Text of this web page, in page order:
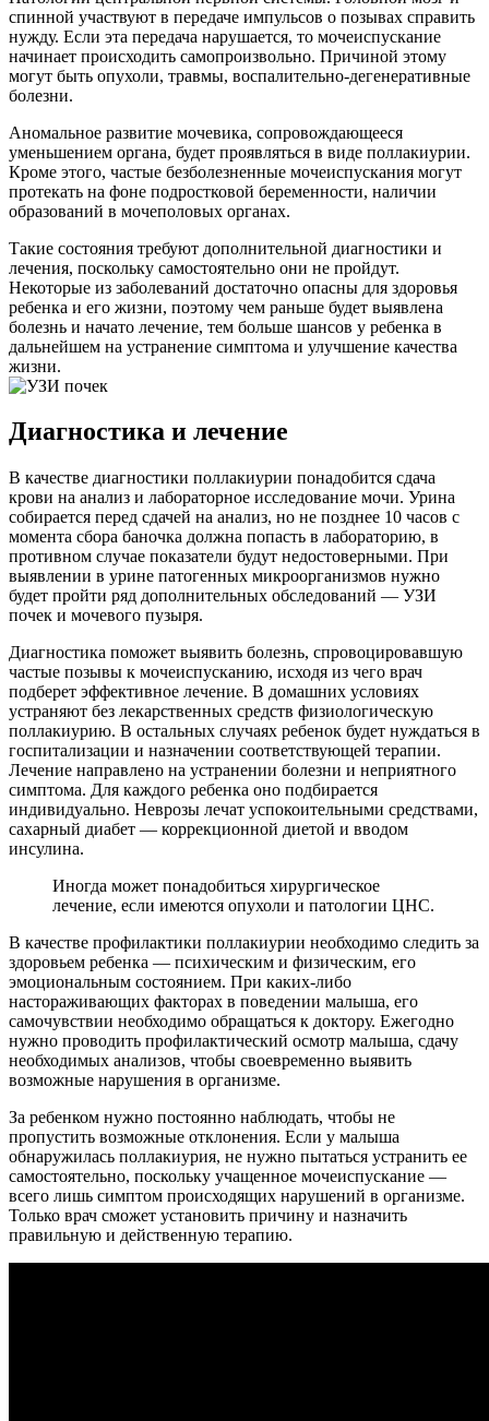
спинной участвуют в передаче импульсов о позывах справить
нужду. Если эта передача нарушается, то мочеиспускание
начинает происходить самопроизвольно. Причиной этому
могут быть опухоли, травмы, воспалительно-дегенеративные
болезни.
Аномальное развитие мочевика, сопровождающееся
уменьшением органа, будет проявляться в виде поллакиурии.
Кроме этого, частые безболезненные мочеиспускания могут
протекать на фоне подростковой беременности, наличии
образований в мочеполовых органах.
Такие состояния требуют дополнительной диагностики и
лечения, поскольку самостоятельно они не пройдут.
Некоторые из заболеваний достаточно опасны для здоровья
ребенка и его жизни, поэтому чем раньше будет выявлена
болезнь и начато лечение, тем больше шансов у ребенка в
дальнейшем на устранение симптома и улучшение качества
жизни.
Диагностика и лечение
В качестве диагностики поллакиурии понадобится сдача
крови на анализ и лабораторное исследование мочи. Урина
собирается перед сдачей на анализ, но не позднее 10 часов с
момента сбора баночка должна попасть в лабораторию, в
противном случае показатели будут недостоверными. При
выявлении в урине патогенных микроорганизмов нужно
будет пройти ряд дополнительных обследований — УЗИ
почек и мочевого пузыря.
Диагностика поможет выявить болезнь, спровоцировавшую
частые позывы к мочеиспусканию, исходя из чего врач
подберет эффективное лечение. В домашних условиях
устраняют без лекарственных средств физиологическую
поллакиурию. В остальных случаях ребенок будет нуждаться в
госпитализации и назначении соответствующей терапии.
Лечение направлено на устранении болезни и неприятного
симптома. Для каждого ребенка оно подбирается
индивидуально. Неврозы лечат успокоительными средствами,
сахарный диабет — коррекционной диетой и вводом
инсулина.
Иногда может понадобиться хирургическое
лечение, если имеются опухоли и патологии ЦНС.
В качестве профилактики поллакиурии необходимо следить за
здоровьем ребенка — психическим и физическим, его
эмоциональным состоянием. При каких-либо
настораживающих факторах в поведении малыша, его
самочувствии необходимо обращаться к доктору. Ежегодно
нужно проводить профилактический осмотр малыша, сдачу
необходимых анализов, чтобы своевременно выявить
возможные нарушения в организме.
За ребенком нужно постоянно наблюдать, чтобы не
пропустить возможные отклонения. Если у малыша
обнаружилась поллакиурия, не нужно пытаться устранить ее
самостоятельно, поскольку учащенное мочеиспускание —
всего лишь симптом происходящих нарушений в организме.
Только врач сможет установить причину и назначить
правильную и действенную терапию.